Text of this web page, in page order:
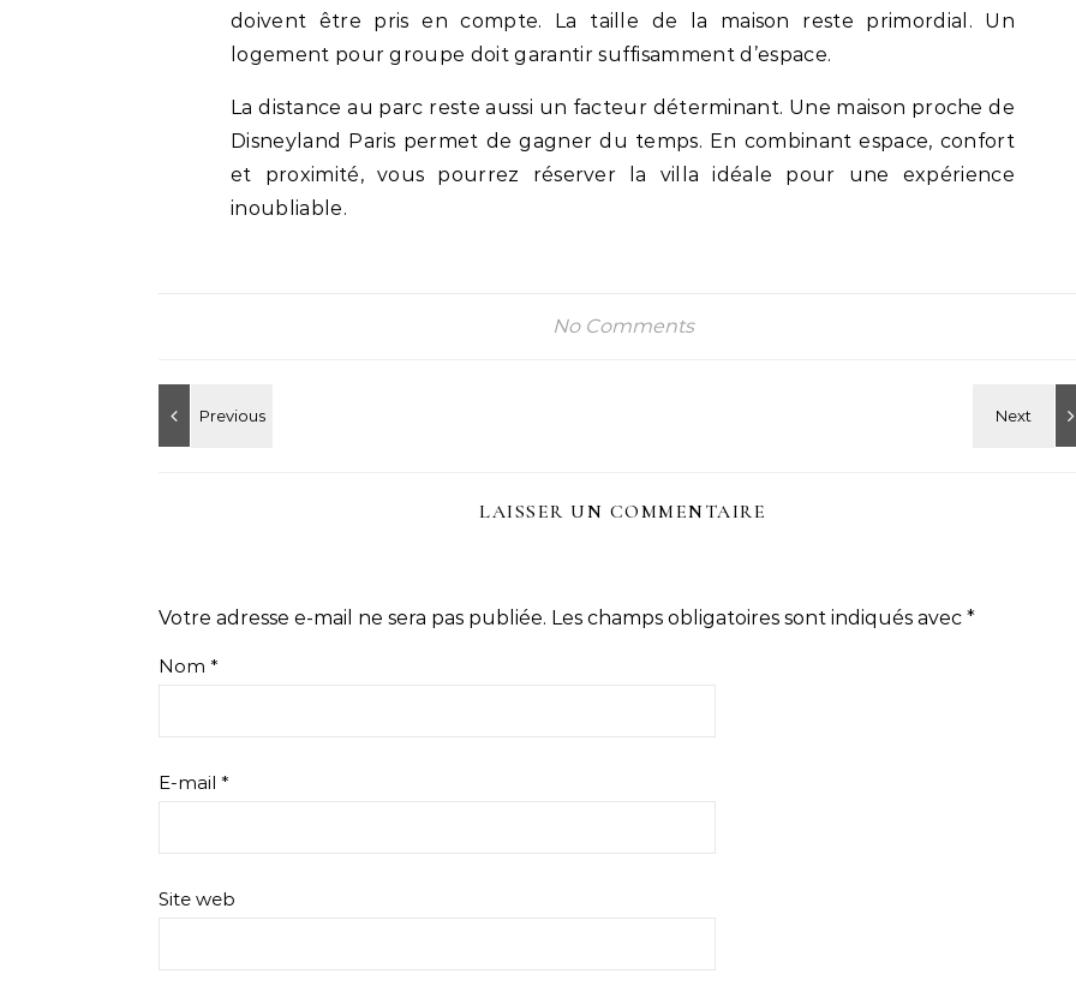
doivent être pris en compte. La taille de la maison reste primordial. Un
logement pour groupe doit garantir suffisamment d’espace.
La distance au parc reste aussi un facteur déterminant. Une maison proche de
Disneyland Paris permet de gagner du temps. En combinant espace, confort
et proximité, vous pourrez réserver la villa idéale pour une expérience
inoubliable.
No Comments
LAISSER UN COMMENTAIRE
Votre adresse e-mail ne sera pas publiée. Les champs obligatoires sont indiqués avec *
Nom *
E-mail *
Site web